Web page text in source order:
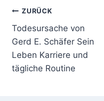
ZURÜCK
Todesursache von
Gerd E. Schäfer Sein
Leben Karriere und
tägliche Routine